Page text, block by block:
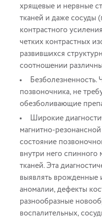
хрящевые и нервные
тканей и даже сосуды
контрастного
четких контрастных
развившихся
соотношении
позвоночника, не
обезболивающие
Широкие
магнитно-
состояние
внутри него спинного
тканей. Эта
выявлять врожденные
аномалии, дефекты
разнообразные
воспалительных,